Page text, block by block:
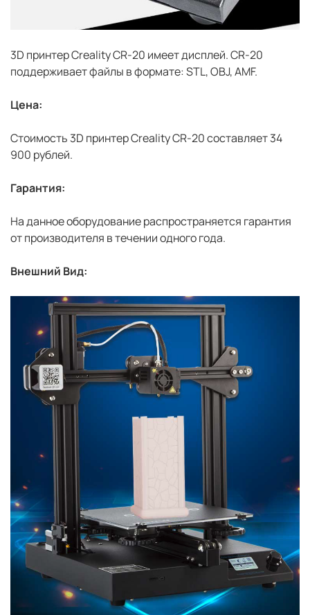
3D принтер Creality CR-20 имеет дисплей. CR-20
поддерживает файлы в формате: STL, OBJ, AMF.
Цена:
Стоимость 3D принтер Creality CR-20 составляет 34
900 рублей.
Гарантия:
На данное оборудование распространяется гарантия
от производителя в течении одного года.
Внешний Вид: